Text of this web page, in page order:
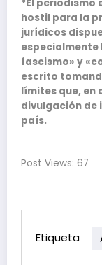
*El periodismo
hostil para la
jurídicos
especialmente
fascismo» y
escrito
límites que, en
divulgación de
país.
Post Views: 67
Etiqueta